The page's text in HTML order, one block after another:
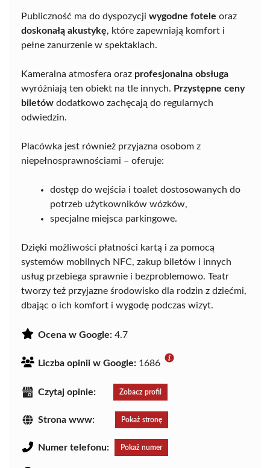
Publiczność ma do dyspozycji wygodne fotele oraz
doskonałą akustykę, które zapewniają komfort i
pełne zanurzenie w spektaklach.
Kameralna atmosfera oraz profesjonalna obsługa
wyróżniają ten obiekt na tle innych. Przystępne ceny
biletów dodatkowo zachęcają do regularnych
odwiedzin.
Placówka jest również przyjazna osobom z
niepełnosprawnościami – oferuje:
dostęp do wejścia i toalet dostosowanych do
potrzeb użytkowników wózków,
specjalne miejsca parkingowe.
Dzięki możliwości płatności kartą i za pomocą
systemów mobilnych NFC, zakup biletów i innych
usług przebiega sprawnie i bezproblemowo. Teatr
tworzy też przyjazne środowisko dla rodzin z dziećmi,
dbając o ich komfort i wygodę podczas wizyt.
Ocena w Google: 4.7
Liczba opinii w Google: 1686
Czytaj opinie: Zobacz profil
Strona www: Pokaż stronę
Numer telefonu: Pokaż numer